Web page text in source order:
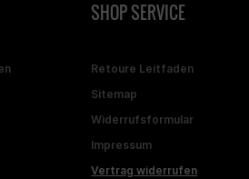
SHOP SERVICE
Retoure Leitfaden
Sitemap
Widerrufsformular
Impressum
Vertrag widerrufen